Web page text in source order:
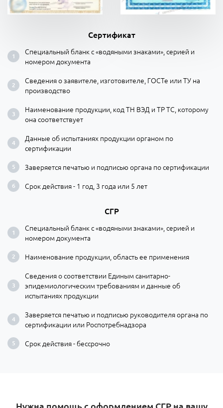
Сертификат
Специальный бланк с «водяными знаками», серией и
номером документа
Сведения о заявителе, изготовителе, ГОСТе или ТУ на
производство
Наименование продукции, код ТН ВЭД и ТР ТС, которому
она соответствует
Данные об испытаниях продукции органом по
сертификации
Заверяется печатью и подписью органа по сертификации
Срок действия - 1 год, 3 года или 5 лет
СГР
Специальный бланк с «водяными знаками», серией и
номером документа
Наименование продукции, область ее применения
Сведения о соответствии Единым санитарно-
эпидемиологическим требованиям и данные об
испытаниях продукции
Заверяется печатью и подписью руководителя органа по
сертификации или Роспотребнадзора
Срок действия - бессрочно